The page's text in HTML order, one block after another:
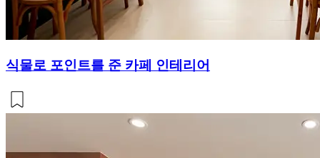
식물로 포인트를 준 카페 인테리어